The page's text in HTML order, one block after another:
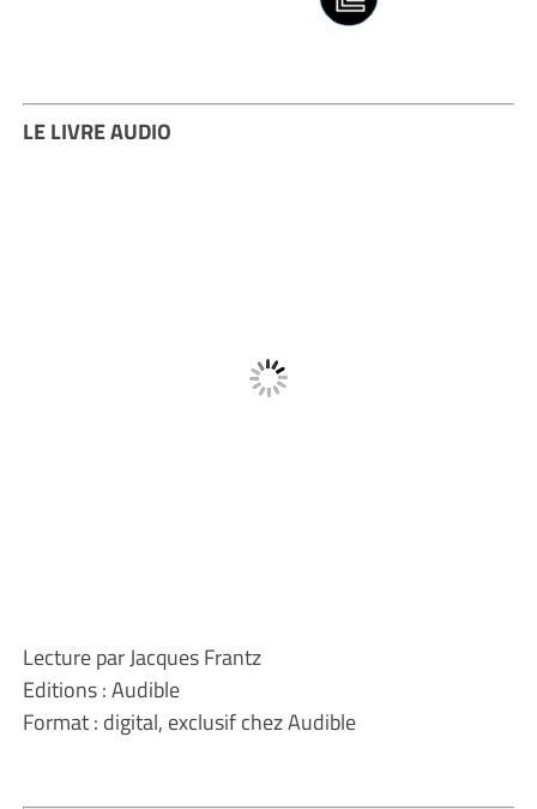
LE LIVRE AUDIO
Lecture par Jacques Frantz
Editions : Audible
Format : digital, exclusif chez Audible